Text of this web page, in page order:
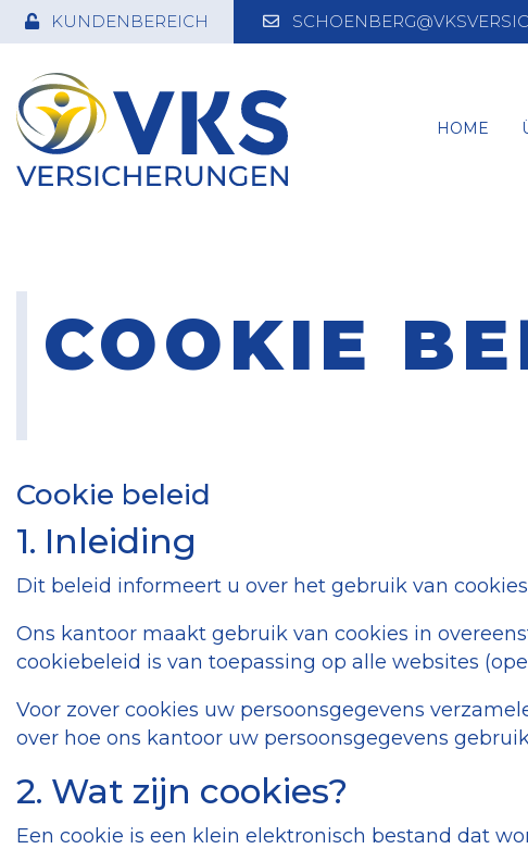
KUNDENBEREICH
HOME
COOKIE
Cookie beleid
1. Inleiding
Dit beleid informeert u over het gebruik van
Ons kantoor maakt gebruik van cookies in
cookiebeleid is van toepassing op alle websites
Voor zover cookies uw persoonsgegevens
over hoe ons kantoor uw persoonsgegevens
2. Wat zijn cookies?
Een cookie is een klein elektronisch bestand dat